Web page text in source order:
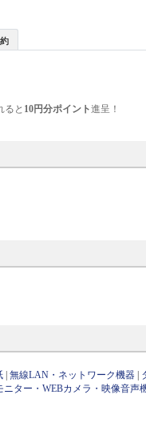
ると 10円分ポイント進呈！
|無線LAN・ネットワーク機器
ニター・WEBカメラ・映像音声